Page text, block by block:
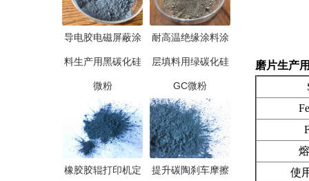
导电胶电磁屏蔽涂
料生产用黑碳化硅
微粉
耐高温绝缘涂料涂
层填料用绿碳化硅
GC微粉
橡胶胶辊打印机定 提升碳陶刹车摩擦
磨片生产
熔
使用